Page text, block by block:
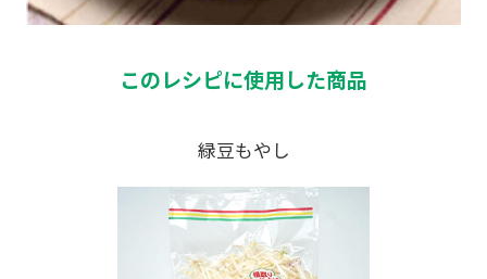
このレシピに使用した商品
緑豆もやし